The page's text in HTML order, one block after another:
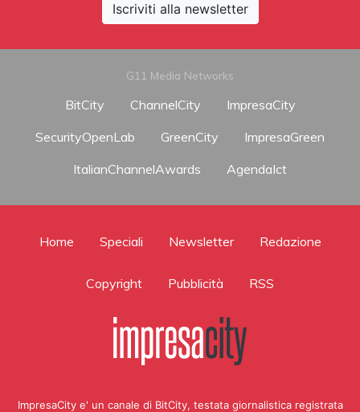
Iscriviti alla newsletter
G11 Media Networks
BitCity ChannelCity
ImpresaCity
SecurityOpenLab
GreenCity
ImpresaGreen
ItalianChannelAwards
AgendaIct
Home Speciali Newsletter Redazione
Copyright Pubblicità RSS
ImpresaCity e' un canale di BitCity, testata giornalistica registrata